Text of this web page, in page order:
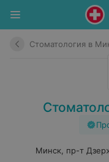
Стоматология в
Минск, пр-т